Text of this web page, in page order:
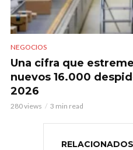
NEGOCIOS
Una cifra que
nuevos 16.000
2026
280 views 3 min read
RELACIONADOS